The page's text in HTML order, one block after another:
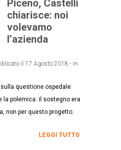
Piceno, Castelli
chiarisce: noi
volevamo
l’azienda
il 17 Agosto 2018 - in
questione ospedale
la polemica: il sostegno era
non per questo progetto.
LEGGI TUTTO